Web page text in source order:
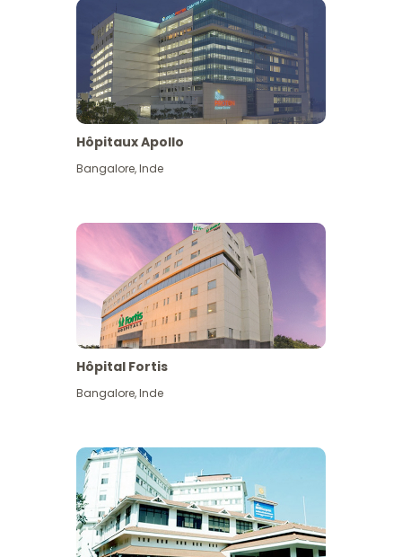
Hôpitaux Apollo
Bangalore,Inde
Hôpital Fortis
Bangalore,Inde